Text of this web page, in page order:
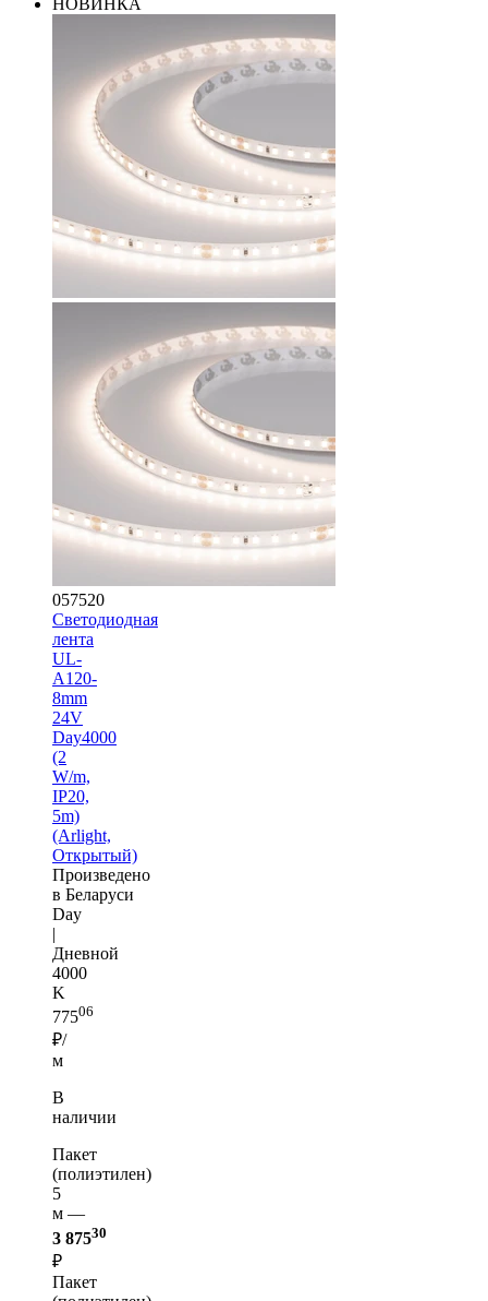
057520
Светодиодная
лента
UL-
A120-
8mm
24V
Day4000
(2
W/m,
IP20,
5m)
(Arlight,
Открытый)
Произведено
в Беларуси
Day
|
Дневной
4000
K
77506
₽/
м
В
наличии
Пакет
(полиэтилен)
5
м —
3 87530
₽
Пакет